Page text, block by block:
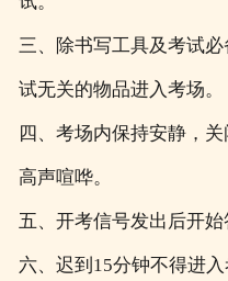
三、除书写工具及考试
试无关的物品进入考场。
四、考场内保持安静，关
高声喧哗。
五、开考信号发出后开始
六、迟到15分钟不得进